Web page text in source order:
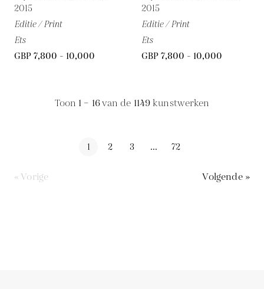
2015
Editie / Print
Ets
GBP 7,800 - 10,000
2015
Editie / Print
Ets
GBP 7,800 - 10,000
Toon 1 – 16van de 1149kunstwerken
1 2 3 ... 72
« Vorige Volgende »